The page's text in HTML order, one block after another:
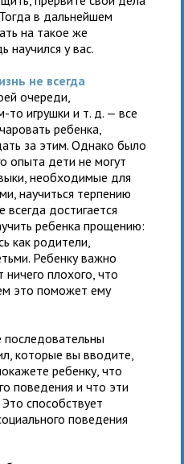
в дальнейшем
на такое же
научился у вас.
не всегда
очереди,
то игрушки и т. д. — все
ребенка,
за этим. Однако было
опыта дети не могут
необходимые для
научиться терпению
достигается
ребенка прощению:
как родители,
Ребенку важно
плохого, что
это поможет ему
последовательны
которые вы вводите,
ребенку, что
поведения и что эти
способствует
поведения